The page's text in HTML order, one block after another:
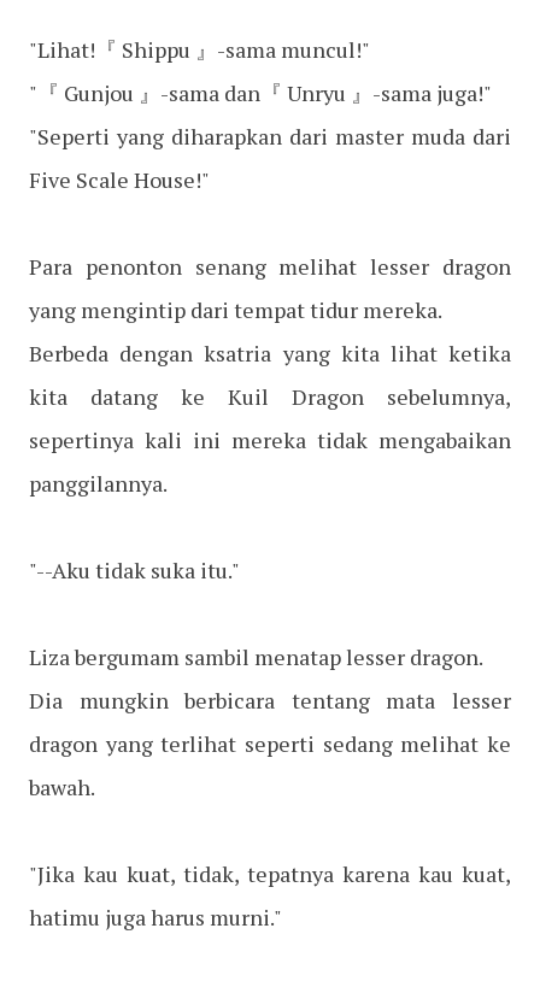
"Lihat!『 Shippu 』-sama muncul!"
"『 Gunjou 』-sama dan『 Unryu 』-sama juga!"
"Seperti yang diharapkan dari master muda dari
Five Scale House!"
Para penonton senang melihat lesser dragon
yang mengintip dari tempat tidur mereka.
Berbeda dengan ksatria yang kita lihat ketika
kita datang ke Kuil Dragon sebelumnya,
sepertinya kali ini mereka tidak mengabaikan
panggilannya.
"--Aku tidak suka itu."
Liza bergumam sambil menatap lesser dragon.
Dia mungkin berbicara tentang mata lesser
dragon yang terlihat seperti sedang melihat ke
bawah.
"Jika kau kuat, tidak, tepatnya karena kau kuat,
hatimu juga harus murni."